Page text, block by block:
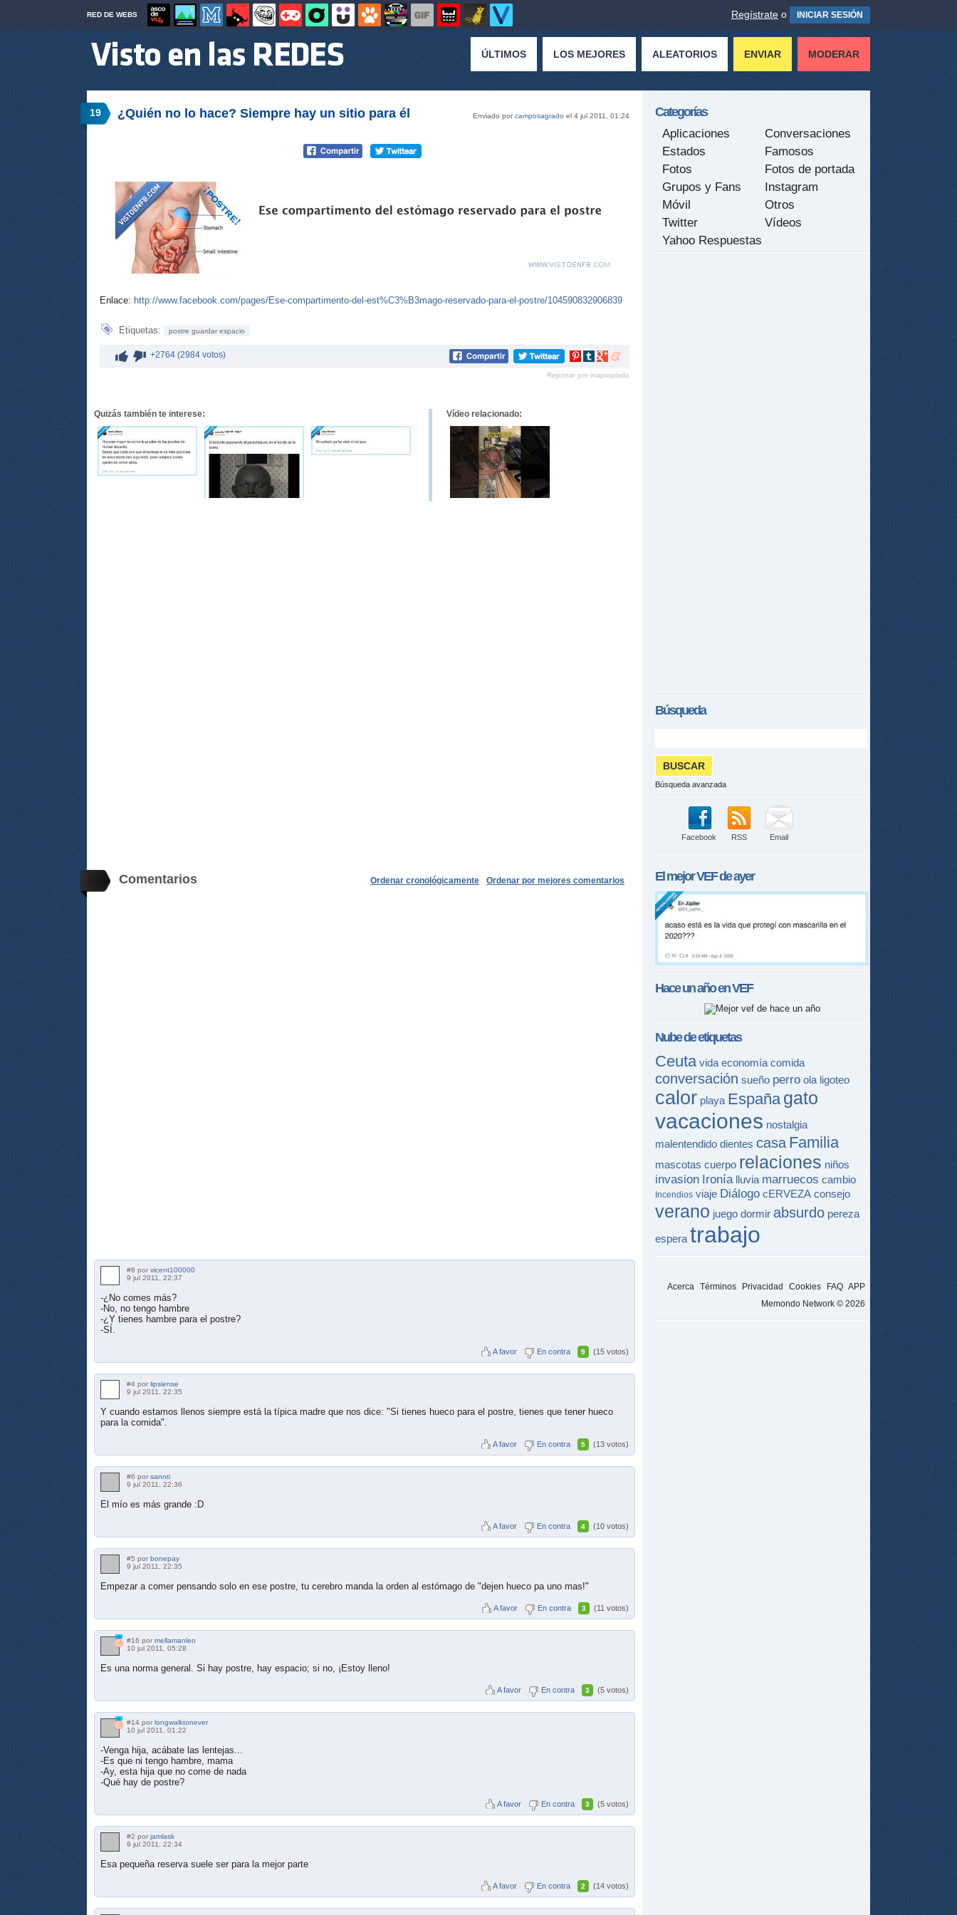
RED DE WEBS Regístrate o INICIAR SESIÓN
ÚLTIMOS LOS MEJORES ALEATORIOS ENVIAR MODERAR
19 Enviado porcamposagrado el 4 jul 2011, 01:24
¿Quién no lo hace? Siempre hay un sitio para él
Enlace: http://www.facebook.com/pages/Ese-compartimento-del-est%C3%B3mago-reservado-para-el-postre/104590832906839
Etiquetas: postre guardar espacio
+2764 (2984 votos)
Compartir
Pinterest
Compartir
tumblr
Compartir
Google+
Compartir
meneame
Reportar por inapropiado
Quizás también te interese: Vídeo relacionado:
Comentarios Ordenar por mejores comentarios
Ordenar cronológicamente
#8 por vicent100000
9 jul 2011, 22:37
-¿No comes más?
-No, no tengo hambre
-¿Y tienes hambre para el postre?
-SÍ.
A favor En contra 9 (15 votos)
#4 por lipsiense
9 jul 2011, 22:35
Y cuando estamos llenos siempre está la típica madre que nos dice: "Si tienes hueco para el postre, tienes que tener hueco
para la comida".
A favor En contra 5 (13 votos)
#6 por sannti
9 jul 2011, 22:36
El mío es más grande :D
A favor En contra 4 (10 votos)
#5 por bonepay
9 jul 2011, 22:35
Empezar a comer pensando solo en ese postre, tu cerebro manda la orden al estómago de "dejen hueco pa uno mas!"
A favor En contra 3 (11 votos)
#16 por mellamanleo
10 jul 2011, 05:28
Es una norma general. Si hay postre, hay espacio; si no, ¡Estoy lleno!
A favor En contra 3 (5 votos)
#14 por longwalktonever
10 jul 2011, 01:22
-Venga hija, acábate las lentejas...
-Es que ni tengo hambre, mama
-Ay, esta hija que no come de nada
-Qué hay de postre?
A favor En contra 3 (5 votos)
#2 por jamlask
9 jul 2011, 22:34
Esa pequeña reserva suele ser para la mejor parte
A favor En contra 2 (14 votos)
Categorías
Aplicaciones
Conversaciones
Estados
Famosos
Fotos
Fotos de portada
Grupos y Fans
Instagram
Móvil
Otros
Twitter
Vídeos
Yahoo Respuestas
Búsqueda
Búsqueda avanzada
Facebook RSS Email
El mejorVEFde ayer
Hace un año enVEF
Nube de etiquetas
Ceuta vida economía comida
conversación sueño perro ola ligoteo
calor playa España gato
vacaciones nostalgia
malentendido dientes casa Familia
mascotas cuerpo relaciones niños
invasion Ironía lluvia marruecos cambio
Incendios viaje Diálogo cERVEZA consejo
verano juego dormir absurdo pereza
espera trabajo
Acerca Términos Privacidad Cookies FAQ APP
Memondo Network © 2026